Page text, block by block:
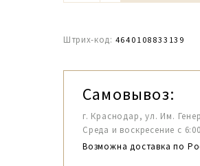
Штрих-код: 4640108833139
Самовывоз:
г. Краснодар, ул. Им.
Среда и воскресение с
Возможна доставка по